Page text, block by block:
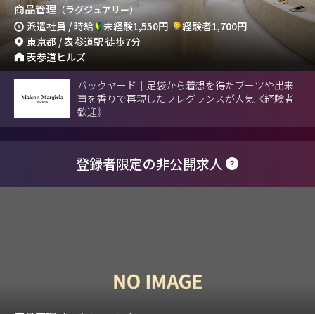
商品管理 （ラグジュアリー）
派遣社員 / 時給 未経験1,550円
経験者1,700円
東京都 / 表参道駅 徒歩7分
表参道ヒルズ
バックヤード｜足袋から着想を得たブーツや出来
事を香りで再現したフレグランスが人気《経験者
歓迎》
登録者限定の非公開求人